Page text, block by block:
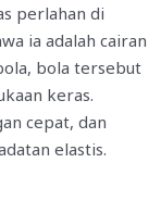
perlahan di
ia adalah cairan
bola tersebut
keras.
cepat, dan
elastis.